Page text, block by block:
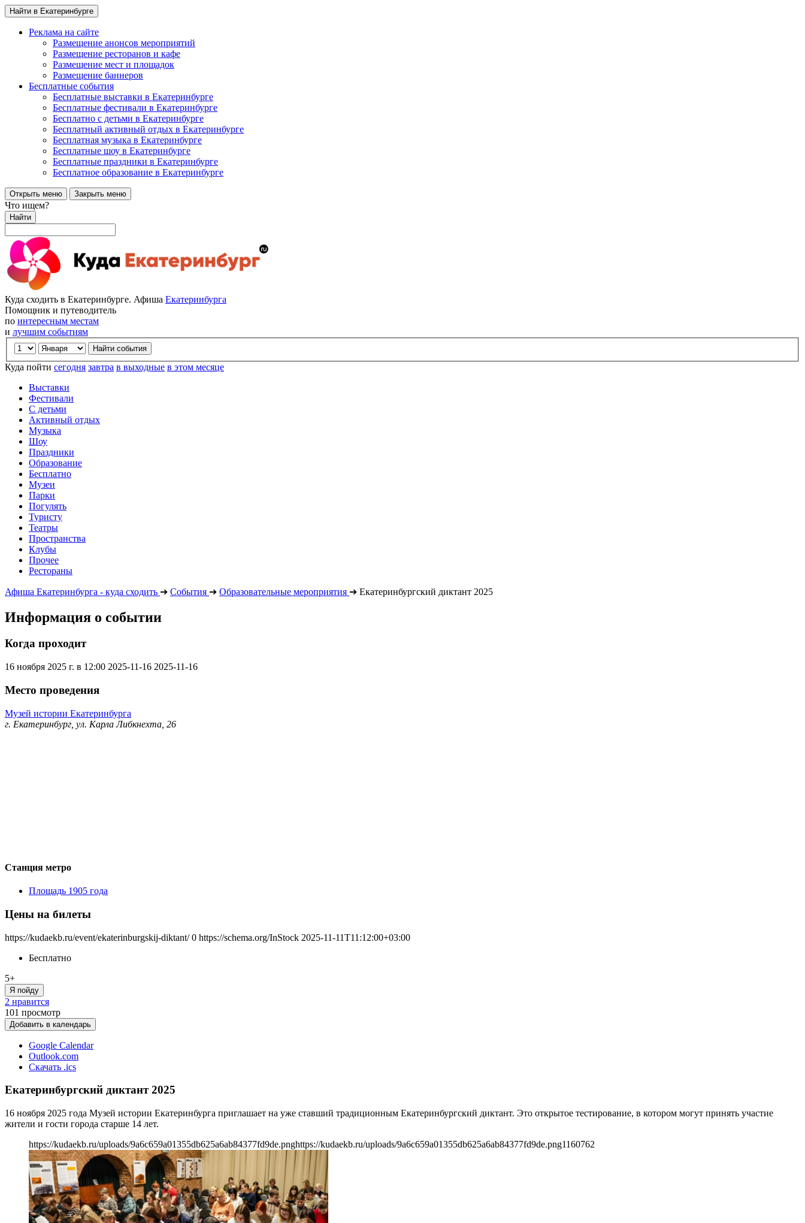
Найти в Екатеринбурге
Реклама на сайте
Размещение анонсов мероприятий
Размещение ресторанов и кафе
Размещение мест и площадок
Размещение баннеров
Бесплатные события
Бесплатные выставки в Екатеринбурге
Бесплатные фестивали в Екатеринбурге
Бесплатно с детьми в Екатеринбурге
Бесплатный активный отдых в Екатеринбурге
Бесплатная музыка в Екатеринбурге
Бесплатные шоу в Екатеринбурге
Бесплатные праздники в Екатеринбурге
Бесплатное образование в Екатеринбурге
Открыть меню Закрыть меню
Что ищем?
Найти
Куда сходить в Екатеринбурге. Афиша Екатеринбурга
Помощник и путеводитель
по интересным местам
и лучшим событиям
Куда пойти сегодня завтра в выходные в этом месяце
Выставки
Фестивали
С детьми
Активный отдых
Музыка
Шоу
Праздники
Образование
Бесплатно
Музеи
Парки
Погулять
Туристу
Театры
Пространства
Клубы
Прочее
Рестораны
Афиша Екатеринбурга - куда сходить ➔ События ➔ Образовательные мероприятия ➔ Екатеринбургский диктант 2025
Информация о событии
Когда проходит
16 ноября 2025 г. в 12:00 2025-11-16 2025-11-16
Место проведения
Музей истории Екатеринбурга
г. Екатеринбург, ул. Карла Либкнехта, 26
Станция метро
Площадь 1905 года
Цены на билеты
https://kudaekb.ru/event/ekaterinburgskij-diktant/ 0 https://schema.org/InStock 2025-11-11T11:12:00+03:00
Бесплатно
5+
Я пойду
2 нравится
101 просмотр
Добавить в календарь
Google Calendar
Outlook.com
Скачать .ics
Екатеринбургский диктант 2025
16 ноября 2025 года Музей истории Екатеринбурга приглашает на уже ставший традиционным Екатеринбургский диктант. Это открытое тестирование, в котором могут принять участие
жители и гости города старше 14 лет.
https://kudaekb.ru/uploads/9a6c659a01355db625a6ab84377fd9de.pnghttps://kudaekb.ru/uploads/9a6c659a01355db625a6ab84377fd9de.png1160762